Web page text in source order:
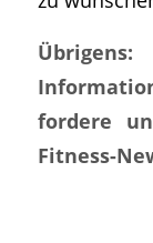
fordere
Fitness-